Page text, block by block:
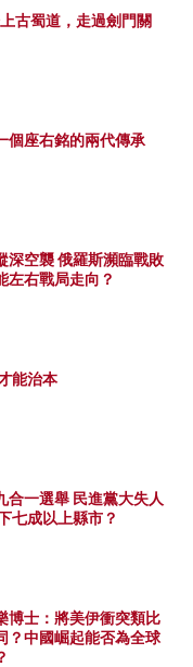
古蜀道，走過劍門關
個座右銘的兩代傳承
深空襲 俄羅斯瀕臨戰敗
左右戰局走向？
能治本
合一選舉 民進黨大失人
七成以上縣市？
博士：將美伊衝突類比
？中國崛起能否為全球